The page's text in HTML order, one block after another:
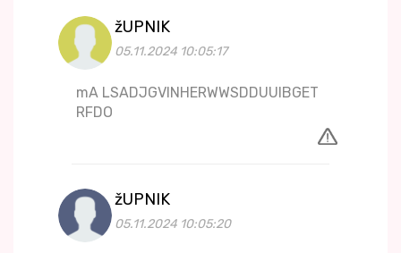
žUPNIK
05.11.2024 10:05:17
mA LSADJGVINHERWWSDDUUIBGET
RFDO
žUPNIK
05.11.2024 10:05:20